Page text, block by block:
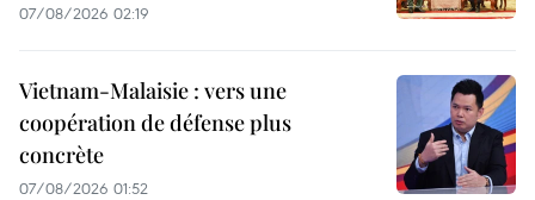
07/08/2026 02:19
Vietnam-Malaisie : vers une
coopération de défense plus
concrète
07/08/2026 01:52